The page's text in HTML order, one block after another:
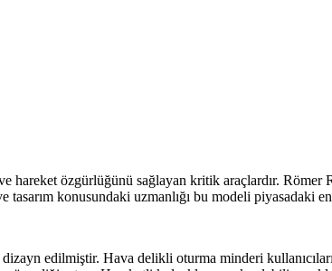
hareket özgürlüğünü sağlayan kritik araçlardır.
konusundaki uzmanlığı bu modeli piyasadaki
edilmiştir. Hava delikli oturma minderi